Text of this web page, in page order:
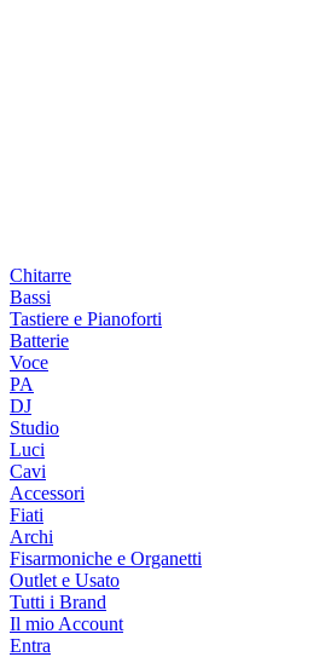
Chitarre
Bassi
Tastiere e Pianoforti
Batterie
Voce
PA
DJ
Studio
Luci
Cavi
Accessori
Fiati
Archi
Fisarmoniche e Organetti
Outlet e Usato
Tutti i Brand
Il mio Account
Entra